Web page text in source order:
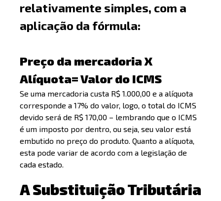
relativamente simples, com a
aplicação da fórmula:
Preço da mercadoria X
Alíquota= Valor do ICMS
Se uma mercadoria custa R$ 1.000,00 e a alíquota
corresponde a 17% do valor, logo, o total do ICMS
devido será de R$ 170,00 – lembrando que o ICMS
é um imposto por dentro, ou seja, seu valor está
embutido no preço do produto. Quanto a alíquota,
esta pode variar de acordo com a legislação de
cada estado.
A Substituição Tributária